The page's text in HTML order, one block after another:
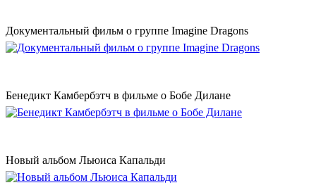
Документальный фильм о группе Imagine Dragons
Бенедикт Камбербэтч в фильме о Бобе Дилане
Новый альбом Льюиса Капальди